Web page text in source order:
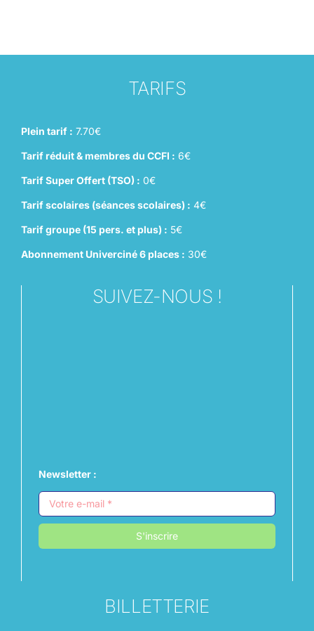
TARIFS
Plein tarif : 7.70€
Tarif réduit & membres du CCFI : 6€
Tarif Super Offert (TSO) : 0€
Tarif scolaires (séances scolaires) : 4€
Tarif groupe (15 pers. et plus) : 5€
Abonnement Univerciné 6 places : 30€
SUIVEZ-NOUS !
Newsletter :
S'inscrire
BILLETTERIE